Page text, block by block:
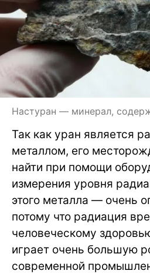
Настуран — минерал,
Так как уран является
металлом, его
найти при помощи
измерения уровня
этого металла — очень
потому что радиация
человеческому
играет очень большую
современной